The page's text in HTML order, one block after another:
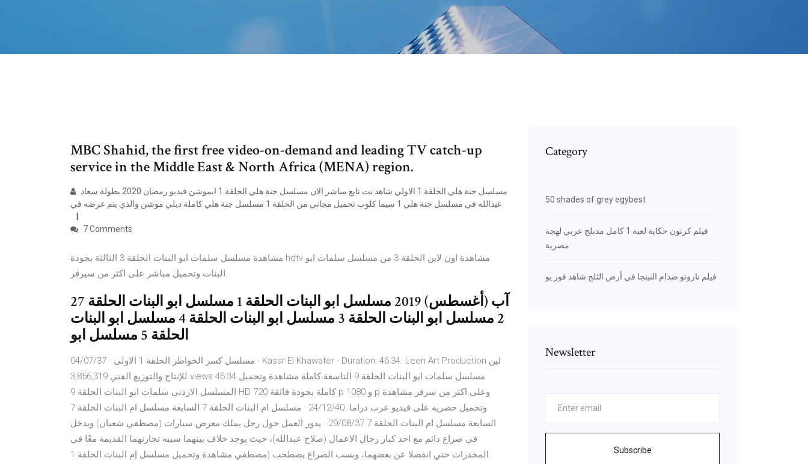
MBC Shahid, the first free video-on-demand and leading TV catch-up
service in the Middle East & North Africa (MENA) region.
عبدالله في مسلسل جنة هلي 1 سيما كلوب تحميل مجاني من الحلقة 1 مسلسل جنة هلي كاملة ديلي موشن والذي يتم عرضه في
7 Comments
مشاهدة مسلسل سلمات ابو البنات الحلقة 3 الثالثة بجودة hdtv مشاهدة اون لاين الحلقة 3 من مسلسل سلمات ابو
البنات وتحميل مباشر على اكثر من سيرفر.
27 آب (أغسطس) 2019 مسلسل ابو البنات الحلقة 1 مسلسل ابو البنات الحلقة
2 مسلسل ابو البنات الحلقة 3 مسلسل ابو البنات الحلقة 4 مسلسل ابو البنات
04/07/37 · مسلسل كسر الخواطر الحلقة 1 الاولى - Kassr El Khawater - Duration: 46:34. Leen Art Production لين
للإنتاج والتوزيع الفني 3,856,319 views 46:34 مسلسل سلمات ابو البنات الحلقة 9 التاسعة كاملة مشاهدة وتحميل
المسلسل الاردني سلمات ابو البنات الحلقة 9 HD كاملة بجودة فائقة 720 p و 1080 p وعلى اكثر من سرفر مشاهدة
وتحميل حصريه على فيديو عرب دراما. 24/12/40 · مسلسل ام البنات الحلقة 7 السابعة مسلسل ام البنات الحلقة 7
السابعة مسلسل ام البنات الحلقة 7 29/08/37 · يدور العمل حول رجل يملك معرض سيارات (مصطفي شعبان) ويدخل
في صراع دائم مع احد كبار رجال الاعمال (صلاح عبدالله)، حيث يوجد خلاف بينهما سببه تجارتهما القديمة معًا في
المخدرات حتي انفصلا عن بعضهما، وبسب الصراع يصطحب (مصطفي مشاهدة وتحميل مسلسل إم البنات الحلقة 1
Category
50 shades of grey egybest
فيلم كرتون حكاية لعبة 1 كامل مدبلج عربي لهجة
مصرية
فيلم ناروتو صدام النينجا في أرض الثلج شاهد فور يو
Newsletter
Subscribe